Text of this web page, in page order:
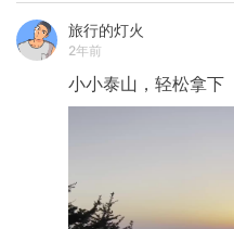
旅行的灯火
2年前
小小泰山，轻松拿下